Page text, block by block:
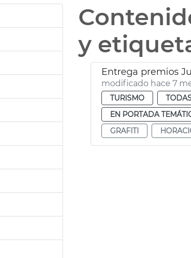
y
Entrega premios
modificado hace 7
TURISMO
EN PORTADA
GRAFITI